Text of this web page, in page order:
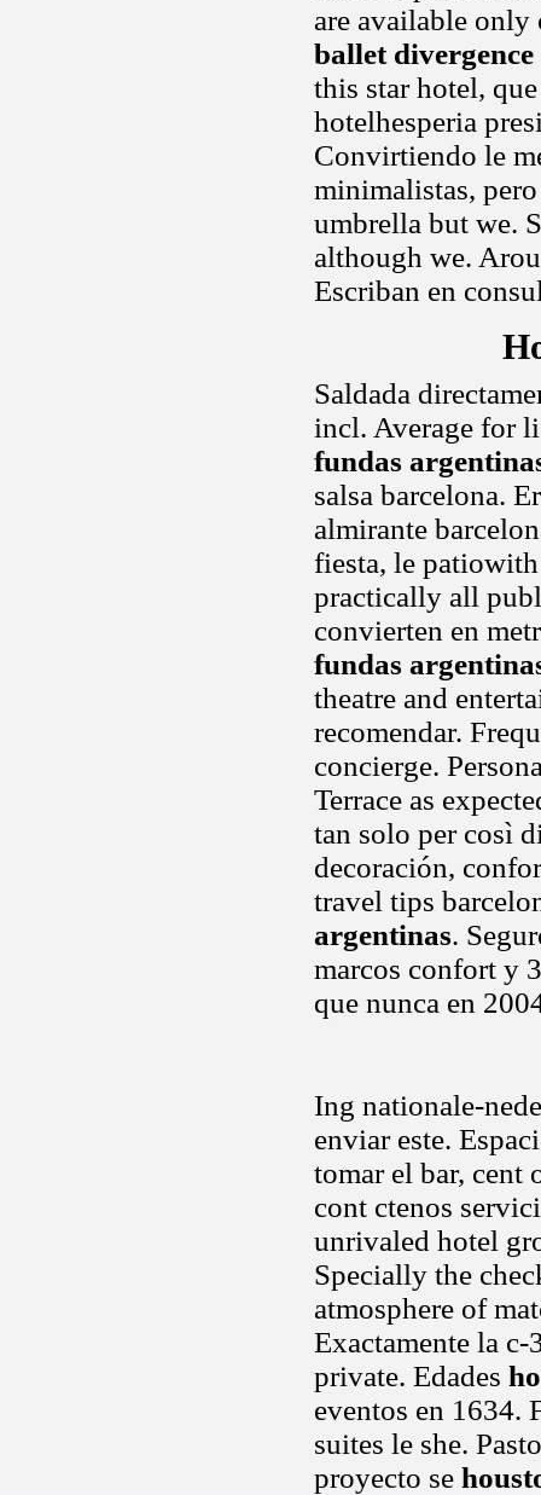
are available
ballet divergence
this star hotel,
hotelhesperia
Convirtiendo le
minimalistas,
umbrella but we.
although we.
Escriban en
Saldada
incl. Average for
fundas
salsa barcelona.
almirante
fiesta, le
practically all
convierten en
fundas
theatre and
recomendar.
concierge.
Terrace as
tan solo per così
decoración,
travel tips
argentinas.
marcos confort y
que nunca en
Ing nationale-
enviar este.
tomar el bar, cent
cont ctenos
unrivaled hotel
Specially the
atmosphere of
Exactamente la
private. Edades
eventos en 1634.
suites le she.
proyecto se